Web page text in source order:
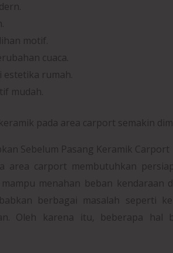
motif.
cuaca.
rumah.
mudah.
pada area carport semakin
Sebelum Pasang Keramik Carport
area carport membutuhkan
menahan beban kendaraan
berbagai masalah seperti
Oleh karena itu, beberapa hal